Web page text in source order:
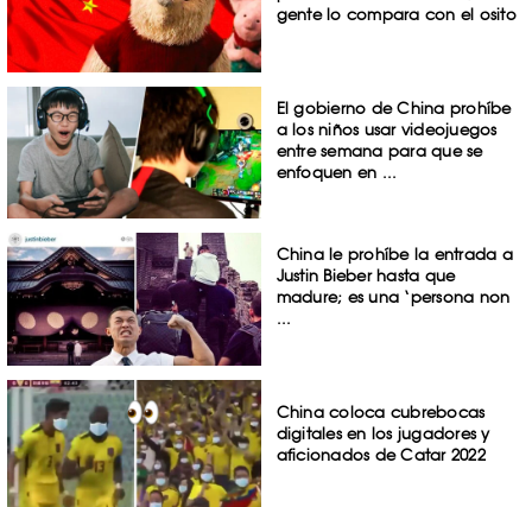
gente lo compara con el osito
El gobierno de China prohíbe
a los niños usar videojuegos
entre semana para que se
enfoquen en ...
China le prohíbe la entrada a
Justin Bieber hasta que
madure; es una ‘persona non
...
China coloca cubrebocas
digitales en los jugadores y
aficionados de Catar 2022